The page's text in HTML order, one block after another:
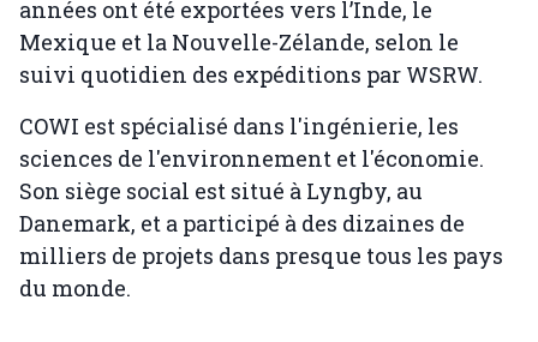
années ont été exportées vers l’Inde, le
Mexique et la Nouvelle-Zélande, selon le
suivi quotidien des expéditions par WSRW.
COWI est spécialisé dans l'ingénierie, les
sciences de l'environnement et l'économie.
Son siège social est situé à Lyngby, au
Danemark, et a participé à des dizaines de
milliers de projets dans presque tous les pays
du monde.